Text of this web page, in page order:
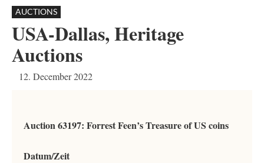
AUCTIONS
USA-Dallas, Heritage
Auctions
12. December 2022
Auction 63197: Forrest Feen’s Treasure of US coins
Datum/Zeit